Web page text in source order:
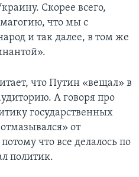
Скорее всего,
что мы с
и так далее, в том же
что Путин «вещал» в
А говоря про
государственных
от
что все делалось по
политик.